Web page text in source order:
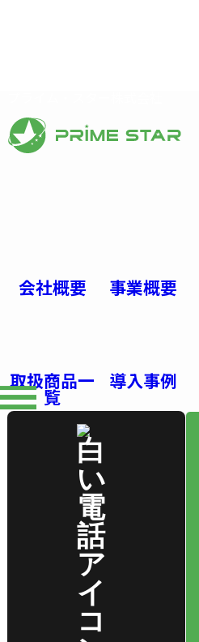
会社概要 事業概要
取扱商品一
覧
導入事例